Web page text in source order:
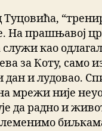
Туцовића,
На прашњавој
служи као
за Коту, само
и лудовао.
мрежи није
да радно и